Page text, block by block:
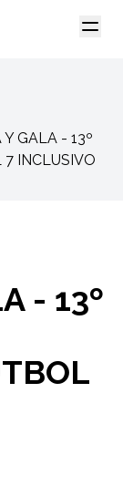
GALA - 13º
INCLUSIVO
- 13º